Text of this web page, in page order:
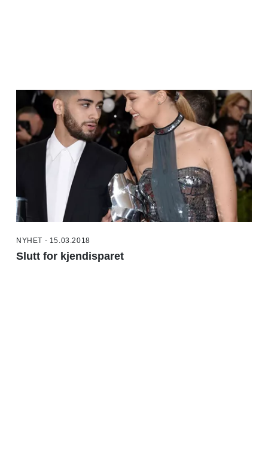
NYHET - 15.03.2018
Slutt for kjendisparet